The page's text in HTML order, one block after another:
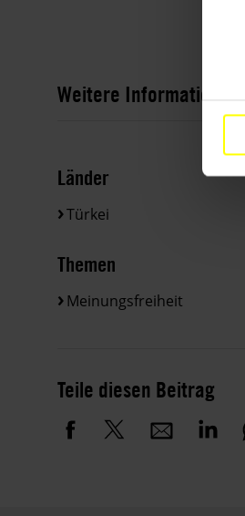
Weitere Informationen
Länder
Türkei
Themen
Meinungsfreiheit
Teile diesen Beitrag